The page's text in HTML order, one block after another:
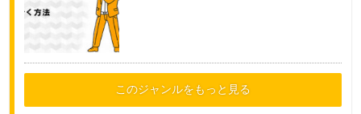
このジャンルをもっと見る